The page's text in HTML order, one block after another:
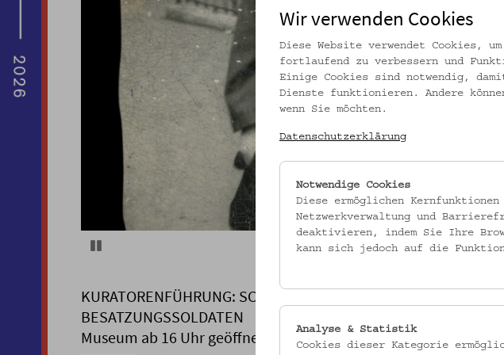
KURATORENFÜHRUNG: SCHWARZÖSTERREICH. DIE KINDER
BESATZUNGSSOLDATEN
Museum ab 16 Uhr geöffnet!
Wir verwenden Cookies
Diese Website verwendet Cookies,
fortlaufend zu verbessern und
Einige Cookies sind notwendig,
Dienste funktionieren. Andere
wenn Sie möchten.
Datenschutzerklärung
Notwendige Cookies
Diese ermöglichen
Netzwerkverwaltung und
deaktivieren, indem Sie Ihre
kann sich jedoch auf die
Analyse & Statistik
Cookies dieser Kategorie